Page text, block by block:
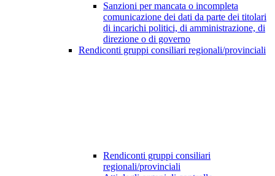
Sanzioni per mancata o incompleta
comunicazione dei dati da parte dei titolari
di incarichi politici, di amministrazione, di
direzione o di governo
Rendiconti gruppi consiliari regionali/provinciali
Rendiconti gruppi consiliari
regionali/provinciali